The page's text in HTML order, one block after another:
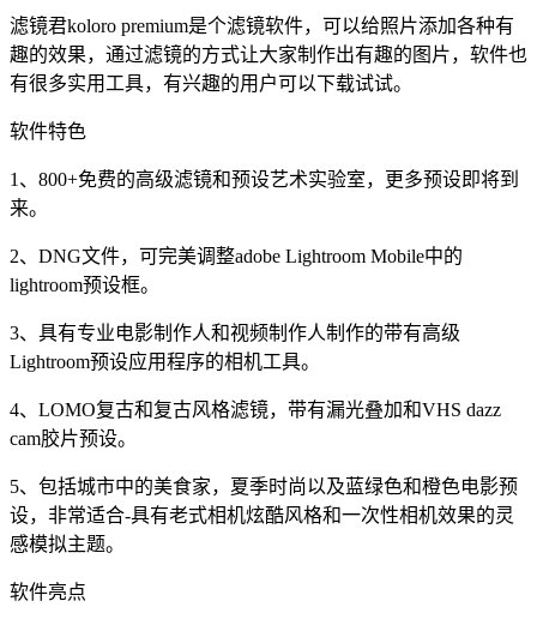
滤镜君koloro premium是个滤镜软件，可以给照片添加各种有
趣的效果，通过滤镜的方式让大家制作出有趣的图片，软件也
有很多实用工具，有兴趣的用户可以下载试试。
软件特色
1、800+免费的高级滤镜和预设艺术实验室，更多预设即将到
来。
2、DNG文件，可完美调整adobe Lightroom Mobile中的
lightroom预设框。
3、具有专业电影制作人和视频制作人制作的带有高级
Lightroom预设应用程序的相机工具。
4、LOMO复古和复古风格滤镜，带有漏光叠加和VHS dazz
cam胶片预设。
5、包括城市中的美食家，夏季时尚以及蓝绿色和橙色电影预
设，非常适合-具有老式相机炫酷风格和一次性相机效果的灵
感模拟主题。
软件亮点